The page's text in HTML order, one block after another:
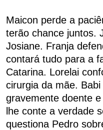
Maicon perde a
terão chance juntos.
Josiane. Franja
contará tudo para a
Catarina. Lorelai
cirurgia da mãe.
gravemente doente
lhe conte a verdade
questiona Pedro